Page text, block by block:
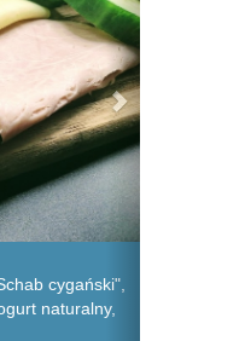
cygański",
naturalny,